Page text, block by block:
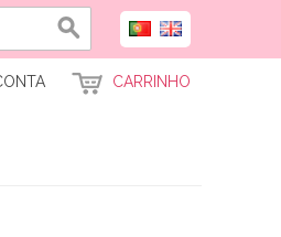
CARRINHO